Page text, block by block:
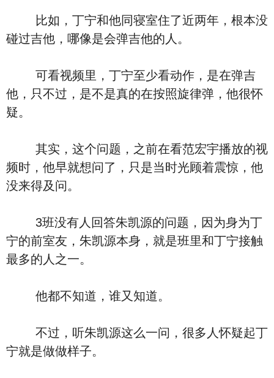
比如，丁宁和他同寝室住了近两年，根本没
碰过吉他，哪像是会弹吉他的人。
可看视频里，丁宁至少看动作，是在弹吉
他，只不过，是不是真的在按照旋律弹，他很怀
疑。
其实，这个问题，之前在看范宏宇播放的视
频时，他早就想问了，只是当时光顾着震惊，他
没来得及问。
3班没有人回答朱凯源的问题，因为身为丁
宁的前室友，朱凯源本身，就是班里和丁宁接触
最多的人之一。
他都不知道，谁又知道。
不过，听朱凯源这么一问，很多人怀疑起丁
宁就是做做样子。